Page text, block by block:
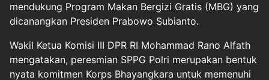
mendukung Program Makan Bergizi Gratis (MBG) yang
dicanangkan Presiden Prabowo Subianto.
Wakil Ketua Komisi III DPR RI Mohammad Rano Alfath
mengatakan, peresmian SPPG Polri merupakan bentuk
nyata komitmen Korps Bhayangkara untuk memenuhi